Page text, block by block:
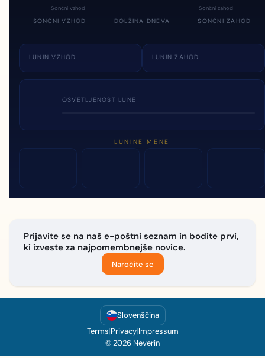
Sončni vzhod Sončni zahod
SONČNI VZHOD DOLŽINA DNEVA SONČNI ZAHOD
LUNIN VZHOD LUNIN ZAHOD
OSVETLJENOST LUNE
LUNINE MENE
Prijavite se na naš e-poštni seznam in bodite prvi,
ki izveste za najpomembnejše novice.
Naročite se
Slovenščina
Terms|Privacy|Impressum
© 2026 Neverin